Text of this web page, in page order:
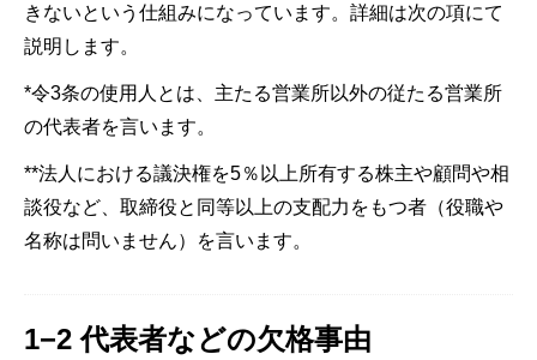
きないという仕組みになっています。詳細は次の項にて
説明します。
*令3条の使用人とは、主たる営業所以外の従たる営業所
の代表者を言います。
**法人における議決権を5％以上所有する株主や顧問や相
談役など、取締役と同等以上の支配力をもつ者（役職や
名称は問いません）を言います。
1−2 代表者などの欠格事由